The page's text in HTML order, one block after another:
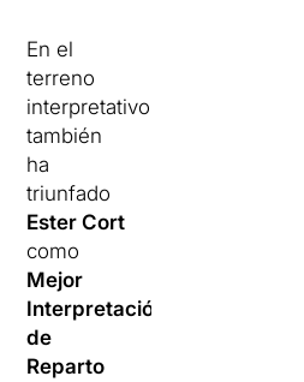
En el
terreno
interpretativo
también
ha
triunfado
Ester Cort
como
Mejor
Interpretación
de
Reparto